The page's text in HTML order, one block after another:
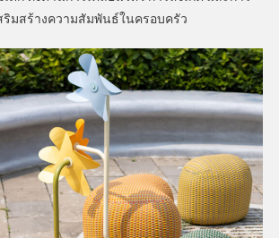
ริมสร้างความสัมพันธ์ในครอบครัว